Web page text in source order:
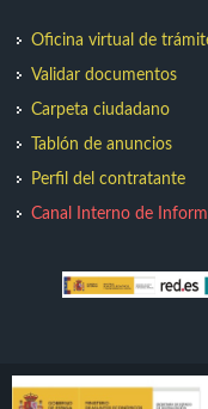
Oficina virtual de
Validar documentos
Carpeta ciudadano
Tablón de anuncios
Perfil del contratante
Canal Interno de